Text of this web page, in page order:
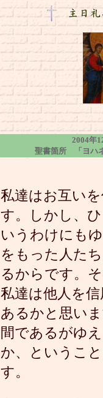
2004年
聖書箇所 「ヨハ
私達はお互い
す。しかし、
いうわけにも
をもった人た
るからです。
私達は他人を
あるかと思い
間であるがゆ
か、というこ
す。